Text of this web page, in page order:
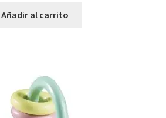
Añadir al carrito